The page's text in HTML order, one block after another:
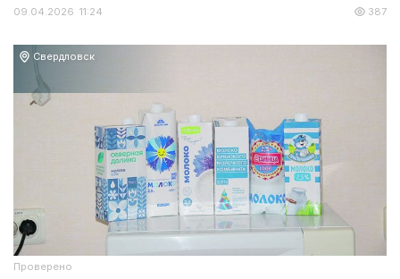
09.04.2026 11:24 387
Свердловск
Проверено